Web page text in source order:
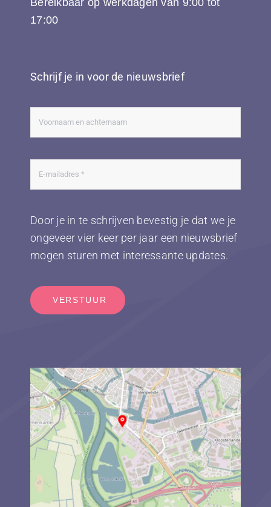
17:00
Schrijf je in voor de nieuwsbrief
Door je in te schrijven bevestig je dat we je
ongeveer vier keer per jaar een nieuwsbrief
mogen sturen met interessante updates.
VERSTUUR